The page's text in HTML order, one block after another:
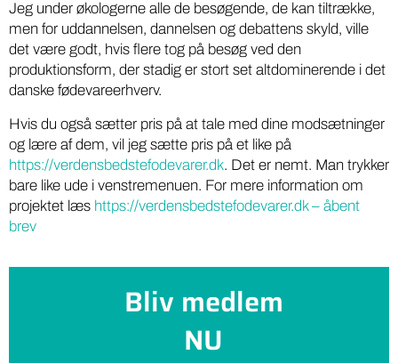
Jeg under økologerne alle de besøgende, de kan tiltrække,
men for uddannelsen, dannelsen og debattens skyld, ville
det være godt, hvis flere tog på besøg ved den
produktionsform, der stadig er stort set altdominerende i det
danske fødevareerhverv.
Hvis du også sætter pris på at tale med dine modsætninger
og lære af dem, vil jeg sætte pris på et like på
https://verdensbedstefodevarer.dk. Det er nemt. Man trykker
bare like ude i venstremenuen. For mere information om
projektet læs https://verdensbedstefodevarer.dk – åbent
brev
Bliv medlem
NU